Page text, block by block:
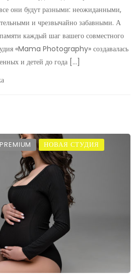
они будут разными: неожиданными,
и чрезвычайно забавными. А
каждый шаг вашего совместного
«Mama Photography» создавалась
и детей до года […]
PREMIUM НОВАЯ СТУДИЯ